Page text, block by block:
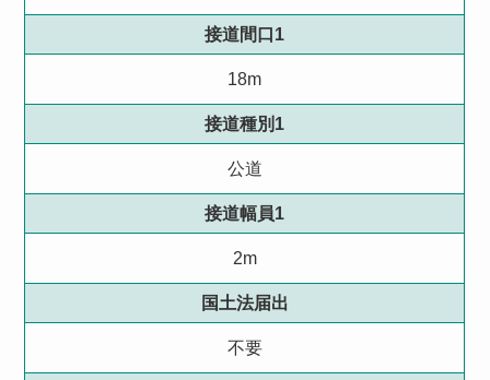
接道間口1
18m
接道種別1
公道
接道幅員1
2m
国土法届出
不要